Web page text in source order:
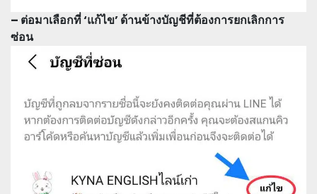
– ต่อมาเลือกที่ ‘แก้ไข’ ด้านข้างบัญชีที่ต้องการยกเลิกการ
ซ่อน